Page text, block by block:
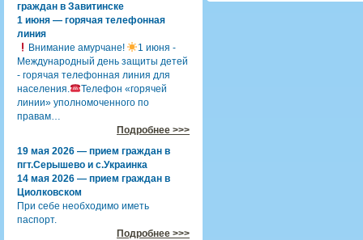
граждан в Завитинске
1 июня — горячая телефонная
линия
Внимание амурчане!
1 июня -
Международный день защиты детей
- горячая телефонная линия для
населения.
Телефон «горячей
линии» уполномоченного по
правам…
Подробнее >>>
19 мая 2026 — прием граждан в
пгт.Серышево и с.Украинка
14 мая 2026 — прием граждан в
Циолковском
При себе необходимо иметь
паспорт.
Подробнее >>>